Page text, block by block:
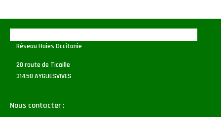
Réseau Haies Occitanie
20 route de Ticaille
31450 AYGUESVIVES
Nous contacter :